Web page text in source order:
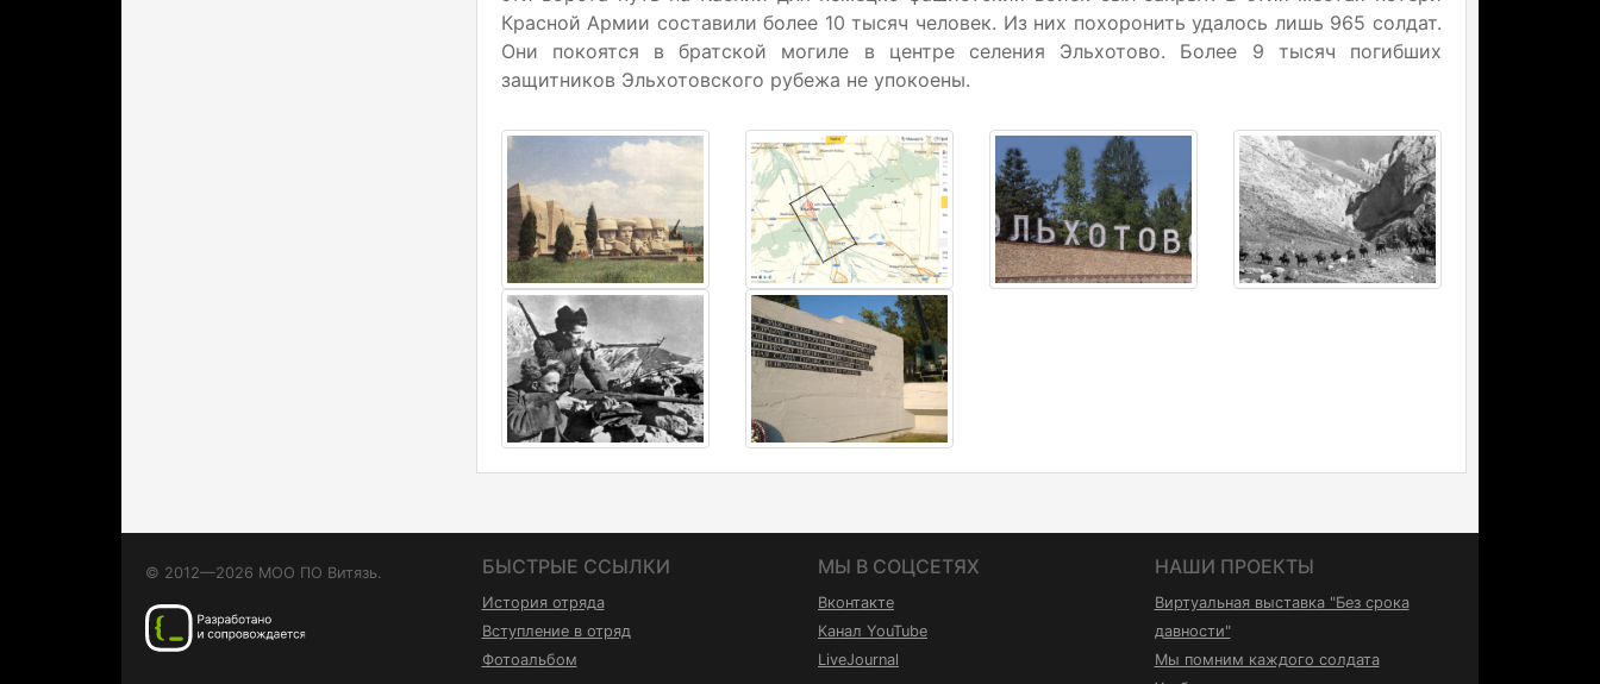
Красной Армии составили более 10 тысяч человек. Из них похоронить удалось лишь 965 солдат.
Они покоятся в братской могиле в центре селения Эльхотово. Более 9 тысяч погибших
защитников Эльхотовского рубежа не упокоены.
© 2012—2026 МОО ПО Витязь. БЫСТРЫЕ ССЫЛКИ
История отряда
Вступление в отряд
Фотоальбом
МЫ В СОЦСЕТЯХ
Вконтакте
Канал YouTube
LiveJournal
НАШИ ПРОЕКТЫ
Виртуальная выставка "Без срока
давности"
Мы помним каждого солдата